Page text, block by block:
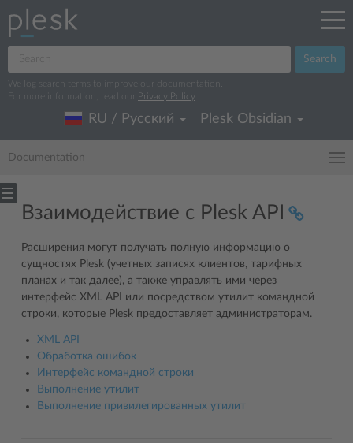
Search
We log search terms to improve our documentation.
For more information, read our
Privacy Policy
RU / Русский Plesk Obsidian
Documentation
Взаимодействие с Plesk API
Расширения могут получать полную информацию о
сущностях Plesk (учетных записях клиентов, тарифных
планах и так далее), а также управлять ими через
интерфейс XML API или посредством утилит командной
строки, которые Plesk предоставляет администраторам.
XML API
Обработка ошибок
Интерфейс командной строки
Выполнение утилит
Выполнение привилегированных утилит